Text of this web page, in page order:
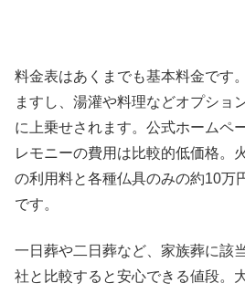
料金表はあくまでも基本料金です
ますし、湯灌や料理などオプショ
に上乗せされます。公式ホームペ
レモニーの費用は比較的低価格。
の利用料と各種仏具のみの約10万
です。
一日葬や二日葬など、家族葬に該
社と比較すると安心できる値段。